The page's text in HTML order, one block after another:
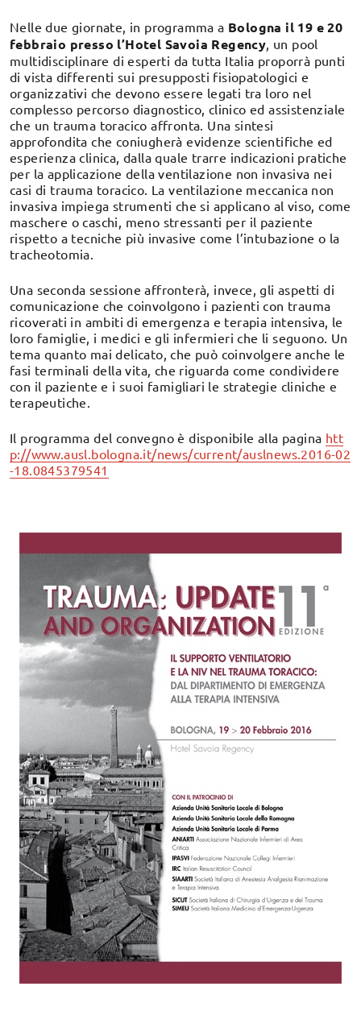
Nelle due giornate, in programma a Bologna il 19 e 20
febbraio presso l’Hotel Savoia Regency , un pool
multidisciplinare di esperti da tutta Italia proporrà punti
di vista differenti sui presupposti fisiopatologici e
organizzativi che devono essere legati tra loro nel
complesso percorso diagnostico, clinico ed assistenziale
che un trauma toracico affronta. Una sintesi
approfondita che coniugherà evidenze scientifiche ed
esperienza clinica, dalla quale trarre indicazioni pratiche
per la applicazione della ventilazione non invasiva nei
casi di trauma toracico. La ventilazione meccanica non
invasiva impiega strumenti che si applicano al viso, come
maschere o caschi, meno stressanti per il paziente
rispetto a tecniche più invasive come l’intubazione o la
tracheotomia.
Una seconda sessione affronterà, invece, gli aspetti di
comunicazione che coinvolgono i pazienti con trauma
ricoverati in ambiti di emergenza e terapia intensiva, le
loro famiglie, i medici e gli infermieri che li seguono. Un
tema quanto mai delicato, che può coinvolgere anche le
fasi terminali della vita, che riguarda come condividere
con il paziente e i suoi famigliari le strategie cliniche e
terapeutiche.
Il programma del convegno è disponibile alla pagina htt
p://www.ausl.bologna.it/news/current/auslnews.2016-02
-18.0845379541